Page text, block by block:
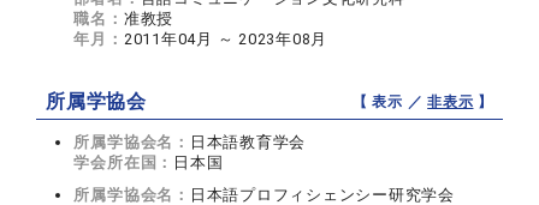
職名： 准教授
年月： 2011年04月 ～ 2023年08月
所属学協会 【 表示 ／非表示 】
所属学協会名： 日本語教育学会
学会所在国： 日本国
所属学協会名： 日本語プロフィシェンシー研究学会